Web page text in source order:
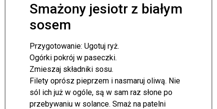
Smażony jesiotr z białym
sosem
Przygotowanie: Ugotuj ryż.
Ogórki pokrój w paseczki.
Zmieszaj składniki sosu.
Filety oprósz pieprzem i nasmaruj oliwą. Nie
sól ich już w ogóle, są w sam raz słone po
przebywaniu w solance. Smaż na patelni